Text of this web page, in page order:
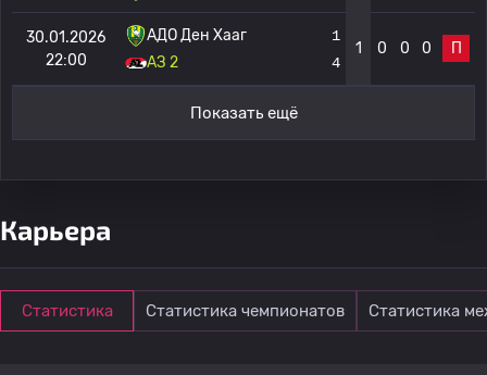
30.01.2026
22:00
АДО Ден Хааг
АЗ 2
1
4
1 0 0 0 П
Показать ещё
Карьера
Статистика Статистика чемпионатов Статистика